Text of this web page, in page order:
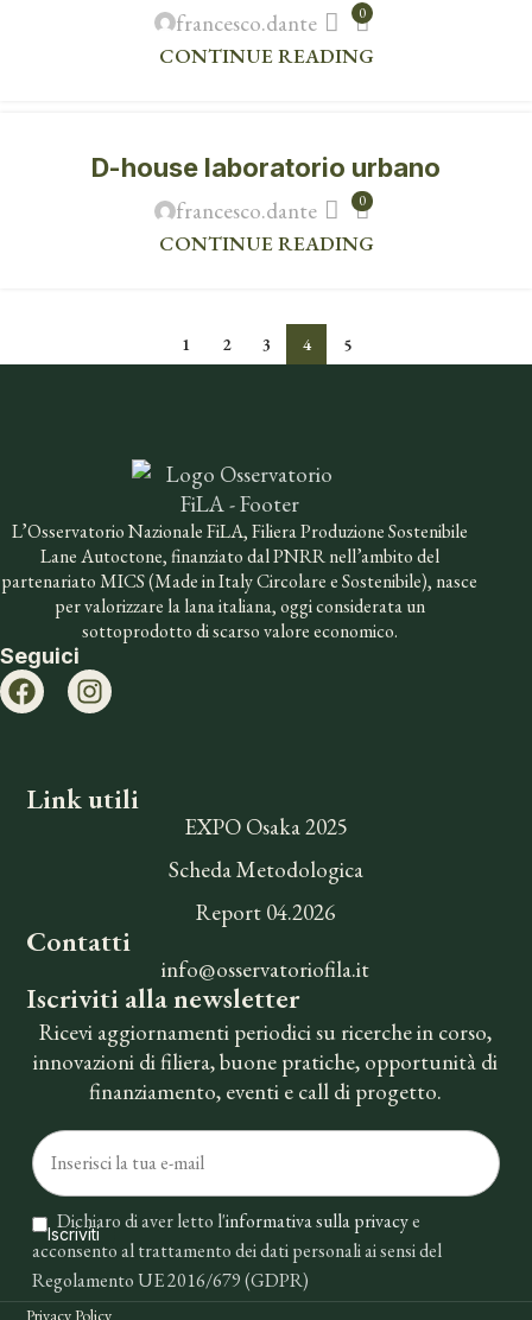
francesco.dante 0
CONTINUE READING
D-house laboratorio urbano
francesco.dante 0
CONTINUE READING
1 2 3 4 5
L’Osservatorio Nazionale FiLA, Filiera Produzione Sostenibile
Lane Autoctone, finanziato dal PNRR nell’ambito del
partenariato MICS (Made in Italy Circolare e Sostenibile), nasce
per valorizzare la lana italiana, oggi considerata un
sottoprodotto di scarso valore economico.
Seguici
Link utili
EXPO Osaka 2025
Scheda Metodologica
Report 04.2026
Contatti
info@osservatoriofila.it
Iscriviti alla newsletter
Ricevi aggiornamenti periodici su ricerche in corso,
innovazioni di filiera, buone pratiche, opportunità di
finanziamento, eventi e call di progetto.
Dichiaro di aver letto l'informativa sulla privacye
acconsento al trattamento dei dati personali ai sensi del
Regolamento UE 2016/679 (GDPR)